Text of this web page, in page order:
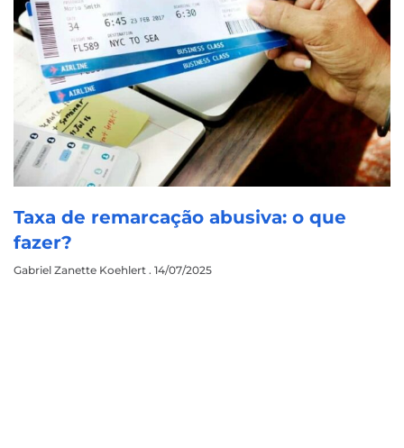
Taxa de remarcação abusiva: o que
fazer?
Gabriel Zanette Koehlert 14/07/2025